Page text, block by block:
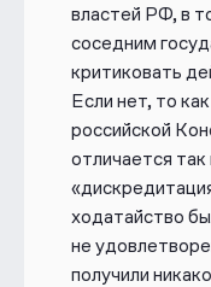
властей РФ, в
соседним
критиковать
Если нет, то
российской
отличается
ходатайство
не
получили